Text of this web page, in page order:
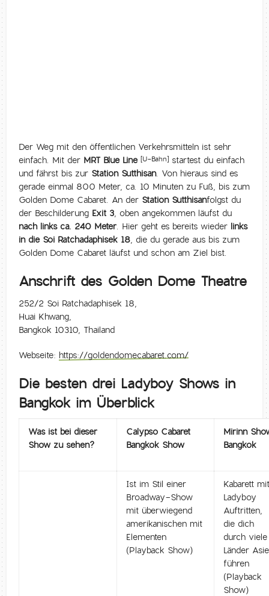
Der Weg mit den öffentlichen Verkehrsmitteln ist sehr
einfach. Mit der MRT Blue Line [U-Bahn]
startest du einfach
und fährst bis zur Station Sutthisan. Von hieraus sind es
gerade einmal 800 Meter, ca. 10 Minuten zu Fuß, bis zum
Golden Dome Cabaret. An der Station Sutthisanfolgst du
der Beschilderung Exit 3, oben angekommen läufst du
nach links ca. 240 Meter. Hier geht es bereits wieder links
in die Soi Ratchadaphisek 18, die du gerade aus bis zum
Golden Dome Cabaret läufst und schon am Ziel bist.
Anschrift des Golden Dome Theatre
252/2 Soi Ratchadaphisek 18,
Huai Khwang,
Bangkok 10310, Thailand
Webseite: https://goldendomecabaret.com/
Die besten drei Ladyboy Shows in
Bangkok im Überblick
Was ist bei dieser
Show zu sehen?
Calypso Cabaret
Bangkok Show
Mirinn
Bangkok
Ist im Stil einer
Broadway-Show
mit überwiegend
amerikanischen mit
Elementen
(Playback Show)
Kabarett
Ladyboy
Auftritten,
die dich
durch viele
Länder
führen
(Playback
Show)